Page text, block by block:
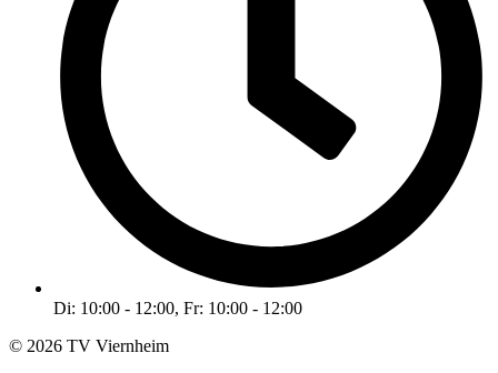
Di: 10:00 - 12:00, Fr: 10:00 - 12:00
© 2026 TV Viernheim